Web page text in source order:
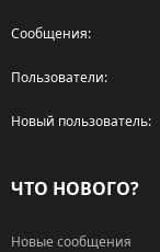
Сообщения
Пользователи
Новый пользователь
ЧТО НОВОГО?
Новые сообщения